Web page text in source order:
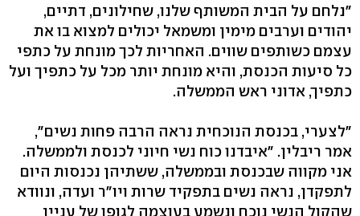
"נלחם על הבית המשותף שלנו, שחילונים, דתיים,
יהודים וערבים מימין ומשמאל יכולים למצוא בו את
עצמם כשותפים שווים. האחריות לכך מונחת על כתפי
כל סיעות הכנסת, והיא מונחת יותר מכל על כתפיך ועל
כתפיך, אדוני ראש הממשלה.
"לצערי, בכנסת הנוכחית נראה הרבה פחות נשים",
אמר ריבלין. "איבדנו כוח נשי חיוני לכנסת ולממשלה.
אני מקווה שבכנסת ובממשלה, ששתיהן נכנסות היום
לתפקדן, נראה נשים בתפקיד שרות ויו"ר ועדה, ונוודא
שהקול הנשי נוכח ונשמע בעוצמה לגופו של עניין